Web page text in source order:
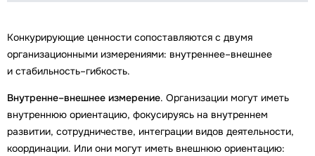
Конкурирующие ценности сопоставляются с двумя
организационными измерениями: внутреннее–внешнее
и стабильность–гибкость.
Внутренне–внешнее измерение. Организации могут иметь
внутреннюю ориентацию, фокусируясь на внутреннем
развитии, сотрудничестве, интеграции видов деятельности,
координации. Или они могут иметь внешнюю ориентацию: